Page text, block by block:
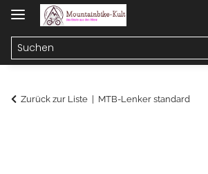
Zurück zur Liste MTB-Lenker standard